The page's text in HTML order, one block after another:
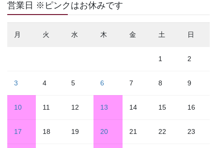
営業日 ※ピンクはお休みです
月 火 水 木 金 土 日
1 2
3 4 5 6 7 8 9
10 11 12 13 14 15 16
17 18 19 20 21 22 23